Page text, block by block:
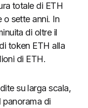
totale di ETH
o sette anni. In
di oltre il
token ETH alla
di ETH.
su larga scala,
panorama di